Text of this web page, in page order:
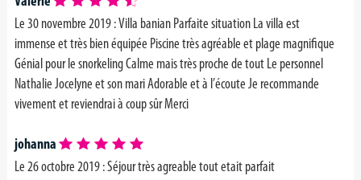
Le 30 novembre 2019 : Villa banian Parfaite situation La villa est
immense et très bien équipée Piscine très agréable et plage magnifique
Génial pour le snorkeling Calme mais très proche de tout Le personnel
Nathalie Jocelyne et son mari Adorable et à l’écoute Je recommande
vivement et reviendrai à coup sûr Merci
johanna
Le 26 octobre 2019 :Séjour très agreable tout etait parfait